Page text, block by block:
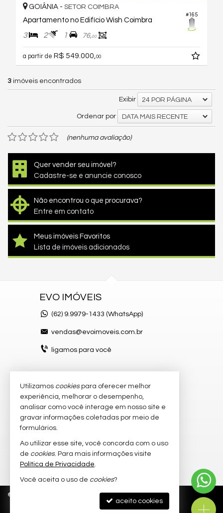
#165
GOIÂNIA - SETOR COIMBRA
Apartamento no Edifício Wish Coimbra
3 2 1 76,00
a partir de R$ 549.000, 00
3 imóveis encontrados
Exibir 24 POR PÁGINA
Ordenar por DATA MAIS RECENTE
(nenhuma avaliação)
Quer vender seu imóvel?
Cadastre-se e anuncie conosco
Não encontrou o que procurava?
Entre em contato
Meus imóveis Favoritos
Lista de imóveis adicionados
EVO IMÓVEIS
(62) 9.9979-1433 (WhatsApp)
vendas@evoimoveis.com.br
ligamos para você
VEJA MAIS
atendimento por WhatsApp
imóveis favoritos
mapa de imóveis
© Política de Privacidade
Utilizamos cookiespara oferecer melhor
experiência, melhorar o desempenho,
analisar como você interage em nosso site e
gravar informações coletadas por meio de
formulários.
Ao utilizar esse site, você concorda com o uso
de cookies. Para mais informações visite
Política de Privacidade.
Você aceita o uso de cookies?
aceito cookies